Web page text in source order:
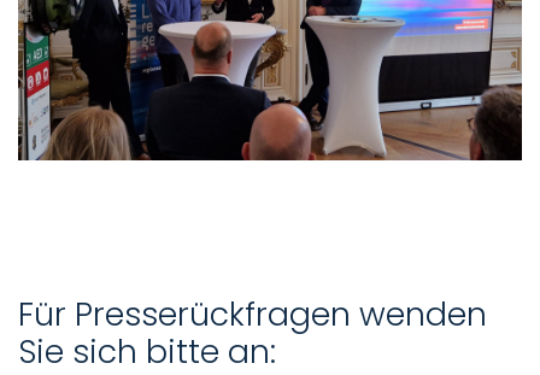
Für Presserückfragen wenden
Sie sich bitte an: